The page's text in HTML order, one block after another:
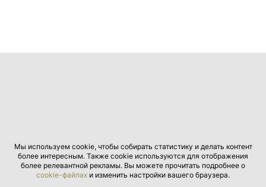
Мы используем cookie, чтобы собирать статистику и делать контент
более интересным. Также cookie используются для отображения
более релевантной рекламы. Вы можете прочитать подробнее о
cookie-файлах и изменить настройки вашего браузера.